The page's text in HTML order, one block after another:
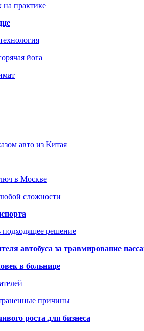
практике
йога
авто из Китая
в Москве
сложности
подходящее решение
автобуса за травмирование
в больнице
причины
роста для бизнеса